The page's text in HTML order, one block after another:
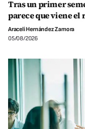
Tras un primer
parece que viene el
Araceli Hernández Zamora
05/08/2026